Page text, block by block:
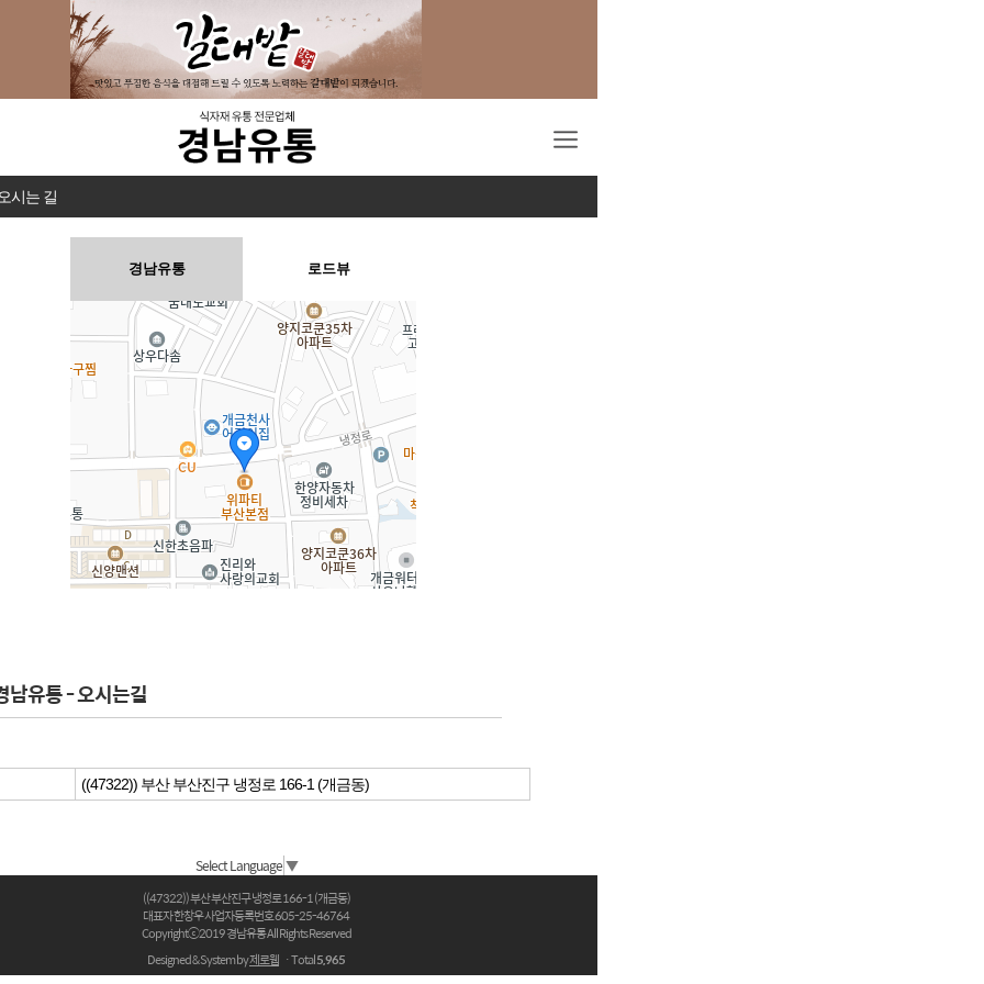
시는 길
남유통 - 오시는길
((47322)) 부산 부산진구 냉정로 166-1 (개금동)
Select Language▼
((47322)) 부산 부산진구 냉정로 166-1 (개금동)
대표자 한창우 사업자등록번호 605-25-46764
Copyrightⓒ2019 경남유통 All Rights Reserved
Designed & System by제로웹 ㆍTotal5,965